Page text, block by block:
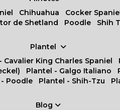
Plantel
- Cavalier King Charles Spaniel
Plantel - Galgo Italiano
- Poodle Plantel - Shih-Tzu
Blog
Chihuahua Cocker
de Shetland Poodle Shih